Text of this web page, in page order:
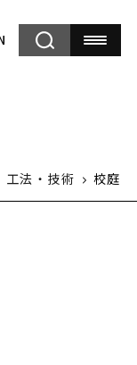
工法・技術 校庭